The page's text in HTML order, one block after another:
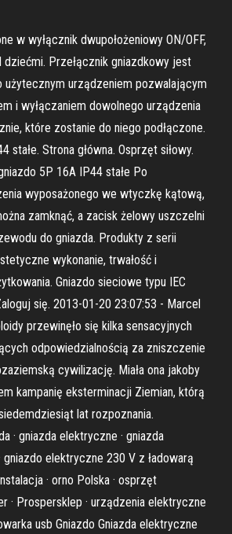
w wyłącznik dwupołożeniowy ON/OFF,
Przełącznik gniazdkowy jest
użytecznym urządzeniem pozwalającym
i wyłączaniem dowolnego urządzenia
które zostanie do niego podłączone.
stałe. Strona główna. Osprzęt siłowy.
5P 16A IP44 stałe Po
wyposażonego we wtyczkę kątową,
zamknąć, a zacisk żelowy uszczelni
do gniazda. Produkty z serii
wykonanie, trwałość i
Gniazdo sieciowe typu IEC
się. 2013-01-20 23:07:53 - Marcel
przewinęło się kilka sensacyjnych
odpowiedzialnością za zniszczenie
cywilizację. Miała ona jakoby
kampanię eksterminacji Ziemian, którą
lat rozpoznania.
· gniazda elektryczne · gniazda
gniazdo elektryczne 230 V z ładowarą
· orno Polska · osprzęt
· Prospersklep · urządzenia elektryczne
usb Gniazdo Gniazda elektryczne